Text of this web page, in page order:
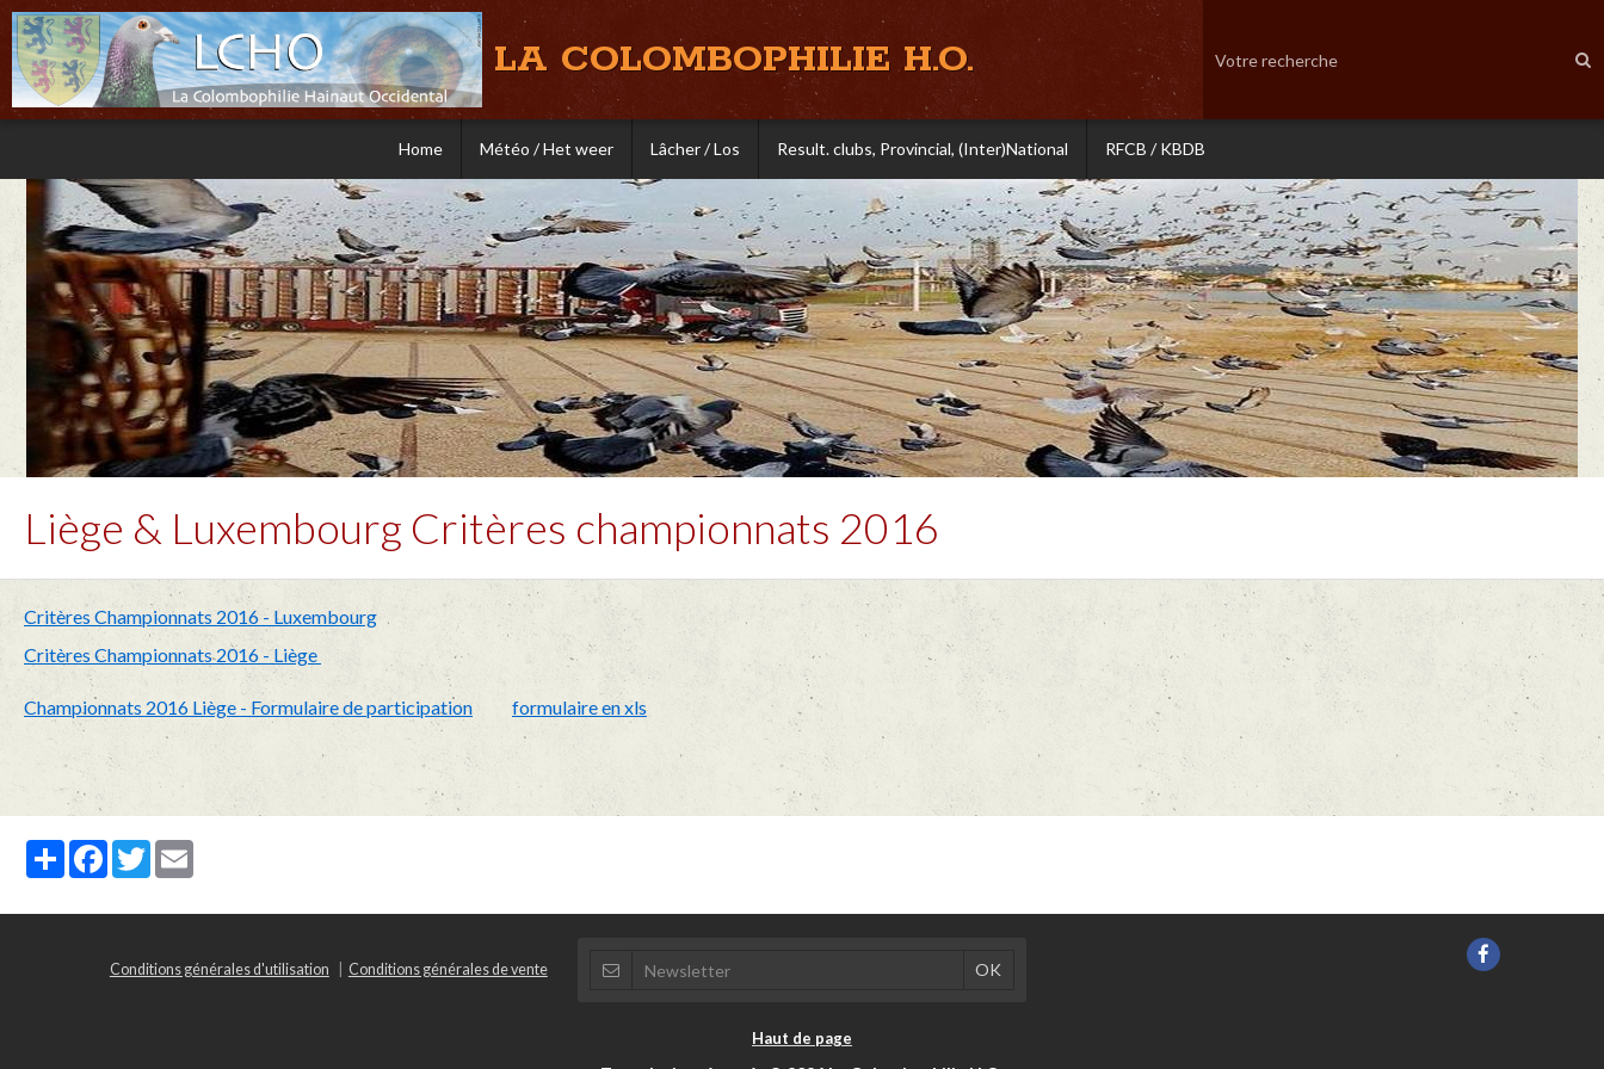
LA COLOMBOPHILIE H.O.
Home Météo / Het weer Lâcher / Los Result. clubs, Provincial, (Inter)National RFCB / KBDB
Liège & Luxembourg Critères championnats 2016
Critères Championnats 2016 - Luxembourg
Critères Championnats 2016 - Liège
Championnats 2016 Liège - Formulaire de participation formulaire en xls
PartagerFacebook
Twitter
Conditions générales d'utilisation Conditions générales de vente
Haut de page